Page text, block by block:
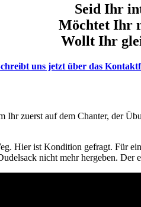
Seid Ihr
Möchtet Ihr
Wollt Ihr
uns jetzt über das
zuerst auf dem Chanter, der
Hier ist Kondition gefragt. Für
nicht mehr hergeben. Der